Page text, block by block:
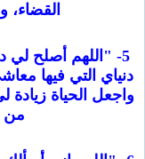
القضاء،
5- "اللهم أصلح
دنياي التي فيها
واجعل الحياة
من